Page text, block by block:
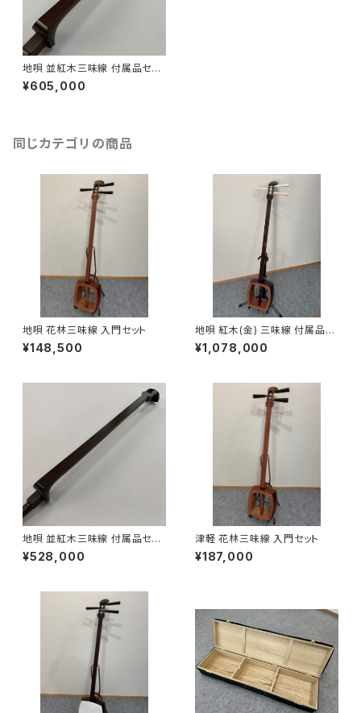
地唄 並紅木三味線 付属品セッ
ト
¥605,000
同じカテゴリの商品
地唄 花林三味線 入門セット
¥148,500
地唄 紅木(金) 三味線 付属品セ
ット
¥1,078,000
地唄 並紅木三味線 付属品セッ
ト
¥528,000
津軽 花林三味線 入門セット
¥187,000